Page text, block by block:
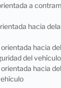
a
hacia
hacia
del vehículo
hacia